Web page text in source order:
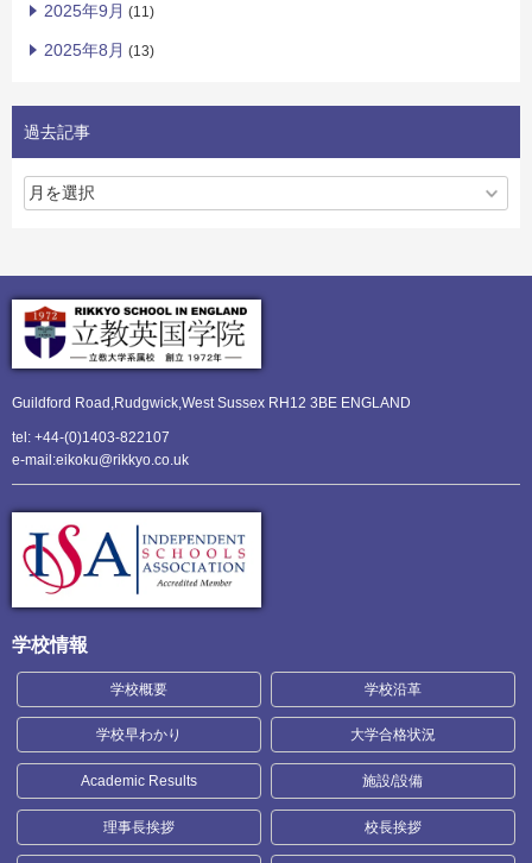
2025年9月 (11)
2025年8月 (13)
過去記事
Guildford Road,Rudgwick,West Sussex RH12 3BE ENGLAND
tel: +44-(0)1403-822107
e-mail:eikoku@rikkyo.co.uk
学校情報
学校概要 学校沿革
学校早わかり 大学合格状況
Academic Results 施設/設備
理事長挨拶 校長挨拶